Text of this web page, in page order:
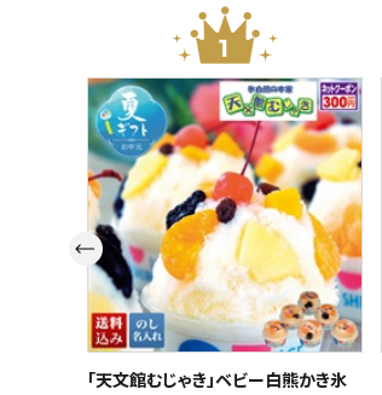
スイーツ
お菓子
飲料
酒類
「天文館むじゃき」ベビー白熊かき氷